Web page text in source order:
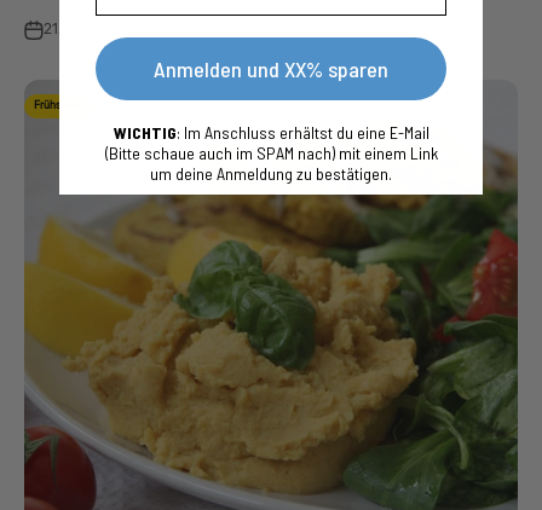
21. Feb 2023
Frühstück
Anmelden und XX% sparen
WICHTIG: Im Anschluss erhältst du eine E-Mail
(Bitte schaue auch im SPAM nach) mit einem Link
um deine Anmeldung zu bestätigen.